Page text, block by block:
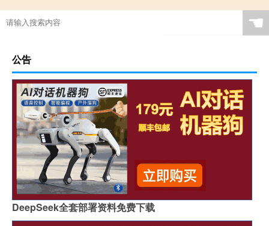
☚
公告
DeepSeek全套部署资料免费下载